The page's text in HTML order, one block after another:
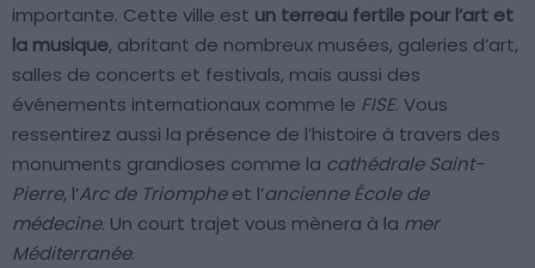
importante. Cette ville est un terreau fertile pour l’art et
la musique, abritant de nombreux musées, galeries d’art,
salles de concerts et festivals, mais aussi des
événements internationaux comme le FISE. Vous
ressentirez aussi la présence de l’histoire à travers des
monuments grandioses comme la cathédrale Saint-
Pierre, l’Arc de Triompheet l’ancienne École de
médecine. Un court trajet vous mènera à la mer
Méditerranée.